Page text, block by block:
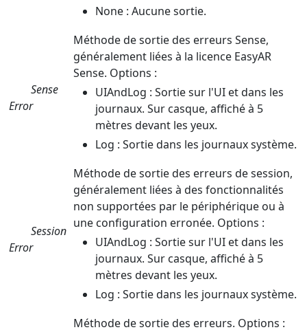
None : Aucune sortie.
Sense
Error
Méthode de sortie des erreurs Sense,
généralement liées à la licence EasyAR
Sense. Options :
UIAndLog : Sortie sur l'UI et dans les
journaux. Sur casque, affiché à 5
mètres devant les yeux.
Log : Sortie dans les journaux système.
Session
Error
Méthode de sortie des erreurs de session,
généralement liées à des fonctionnalités
non supportées par le périphérique ou à
une configuration erronée. Options :
UIAndLog : Sortie sur l'UI et dans les
journaux. Sur casque, affiché à 5
mètres devant les yeux.
Log : Sortie dans les journaux système.
Méthode de sortie des erreurs. Options :